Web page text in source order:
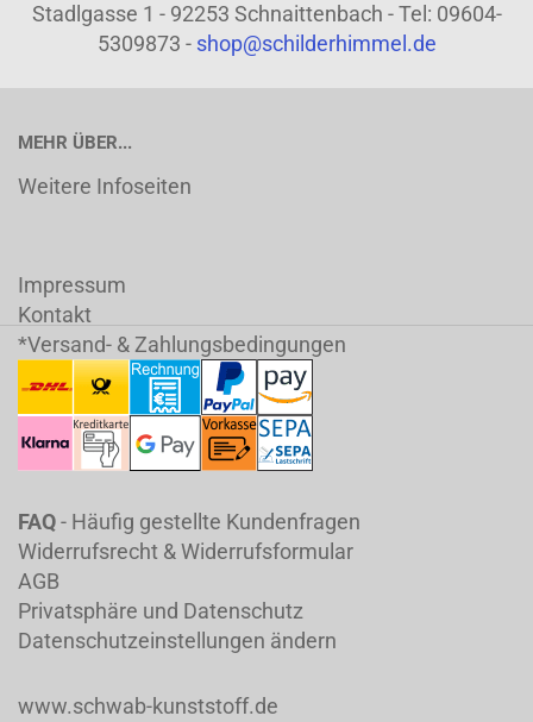
Stadlgasse 1 - 92253 Schnaittenbach - Tel: 09604-
5309873 - shop@schilderhimmel.de
MEHR ÜBER...
Weitere Infoseiten
Impressum
Kontakt
*Versand- & Zahlungsbedingungen
FAQ- Häufig gestellte Kundenfragen
Widerrufsrecht & Widerrufsformular
AGB
Privatsphäre und Datenschutz
Datenschutzeinstellungen ändern
www.schwab-kunststoff.de